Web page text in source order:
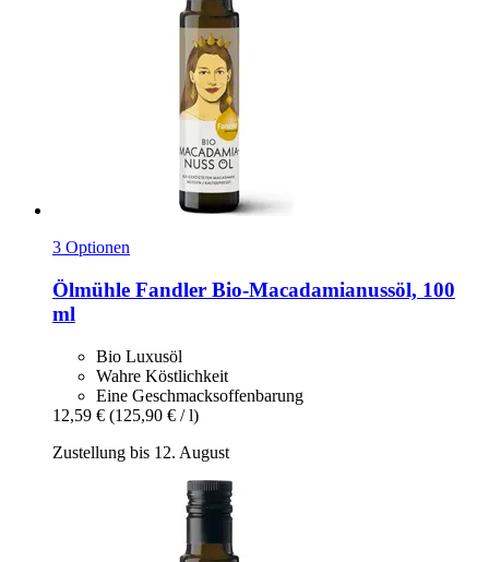
3 Optionen
Ölmühle Fandler Bio-​Macadamianussöl, 100
ml
Bio Luxusöl
Wahre Köstlichkeit
Eine Geschmacksoffenbarung
12,59 € (125,90 € / l)
Zustellung bis 12. August